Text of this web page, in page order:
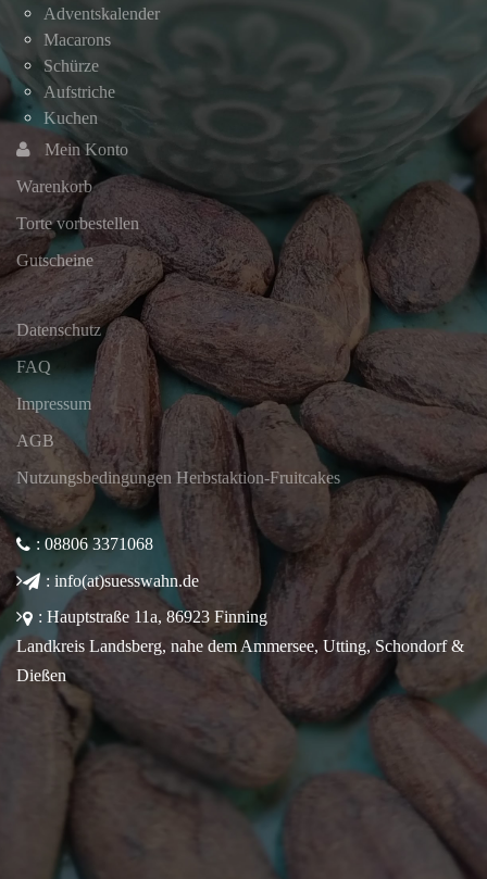
Adventskalender
Macarons
Schürze
Aufstriche
Kuchen
Mein Konto
Warenkorb
Torte vorbestellen
Gutscheine
Datenschutz
FAQ
Impressum
AGB
Nutzungsbedingungen Herbstaktion-Fruitcakes
: 08806 3371068
: info(at)suesswahn.de
: Hauptstraße 11a, 86923 Finning
Landkreis Landsberg, nahe dem Ammersee, Utting, Schondorf &
Dießen